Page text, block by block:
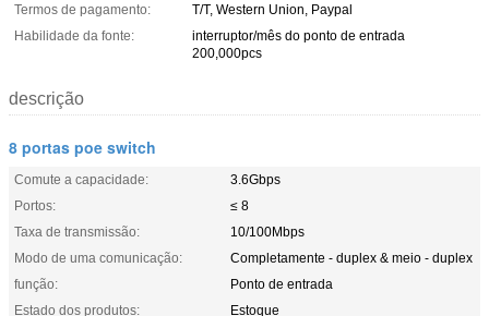
Termos de pagamento:
T/T, Western Union, Paypal
Habilidade da fonte:
interruptor/mês do ponto de entrada
200,000pcs
descrição
8 portas poe switch
Comute a capacidade:
3.6Gbps
Portos:
≤ 8
Taxa de transmissão:
10/100Mbps
Modo de uma comunicação:
Completamente - duplex & meio - duplex
função:
Ponto de entrada
Estado dos produtos:
Estoque